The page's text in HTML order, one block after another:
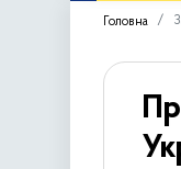
Головна